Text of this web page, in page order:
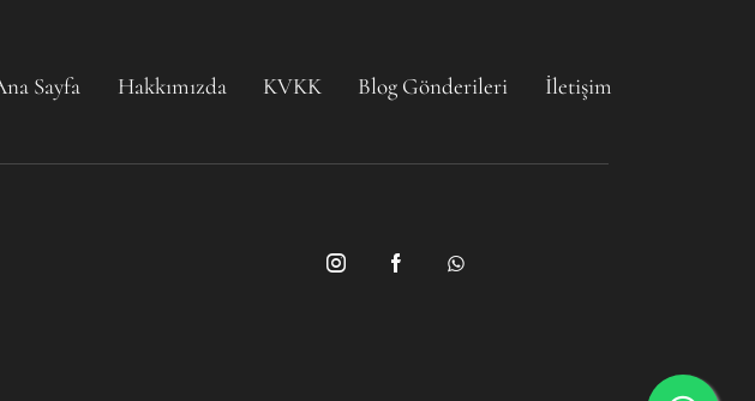
Sayfa Hakkımızda KVKK Blog Gönderileri İletişim